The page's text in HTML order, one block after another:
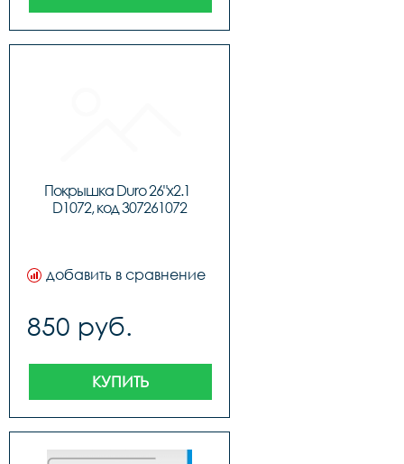
Покрышка Duro 26"x2.1
D1072, код 307261072
добавить в сравнение
850 руб.
КУПИТЬ